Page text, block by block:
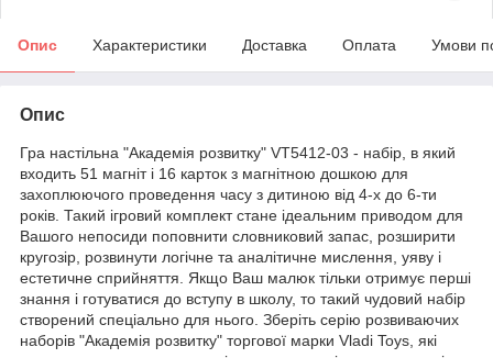
Опис Характеристики Доставка Оплата Умови
Опис
Гра настільна "Академія розвитку" VT5412-03 - набір, в який
входить 51 магніт і 16 карток з магнітною дошкою для
захоплюючого проведення часу з дитиною від 4-х до 6-ти
років. Такий ігровий комплект стане ідеальним приводом для
Вашого непосиди поповнити словниковий запас, розширити
кругозір, розвинути логічне та аналітичне мислення, уяву і
естетичне сприйняття. Якщо Ваш малюк тільки отримує перші
знання і готуватися до вступу в школу, то такий чудовий набір
створений спеціально для нього. Зберіть серію розвиваючих
наборів "Академія розвитку" торгової марки Vladi Toys, які